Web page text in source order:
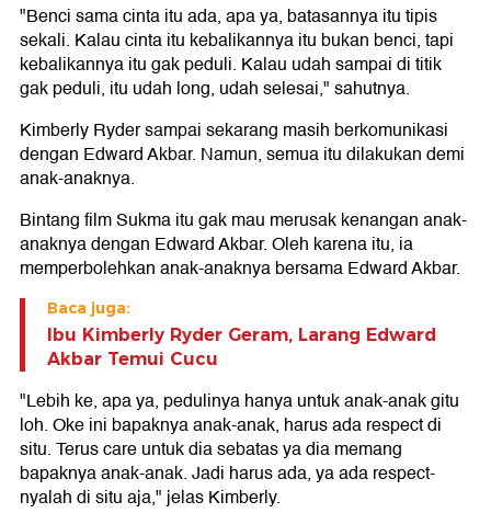
"Benci sama cinta itu ada, apa ya, batasannya itu tipis
sekali. Kalau cinta itu kebalikannya itu bukan benci, tapi
kebalikannya itu gak peduli. Kalau udah sampai di titik
gak peduli, itu udah long, udah selesai," sahutnya.
Kimberly Ryder sampai sekarang masih berkomunikasi
dengan Edward Akbar. Namun, semua itu dilakukan demi
anak-anaknya.
Bintang film Sukma itu gak mau merusak kenangan anak-
anaknya dengan Edward Akbar. Oleh karena itu, ia
memperbolehkan anak-anaknya bersama Edward Akbar.
Baca juga:
Ibu Kimberly Ryder Geram, Larang Edward
Akbar Temui Cucu
"Lebih ke, apa ya, pedulinya hanya untuk anak-anak gitu
loh. Oke ini bapaknya anak-anak, harus ada respect di
situ. Terus care untuk dia sebatas ya dia memang
bapaknya anak-anak. Jadi harus ada, ya ada respect-
nyalah di situ aja," jelas Kimberly.